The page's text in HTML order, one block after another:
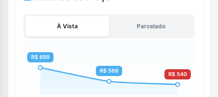
À Vista Parcelado